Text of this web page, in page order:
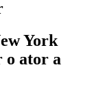
York
o ator a